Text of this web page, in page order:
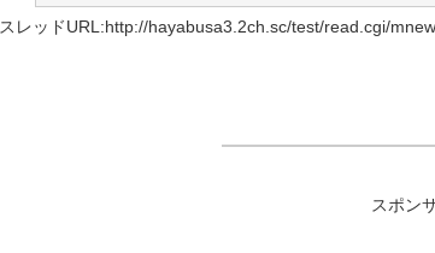
スレッドURL:http://hayabusa3.2ch.sc/test/read.cgi/
スポン